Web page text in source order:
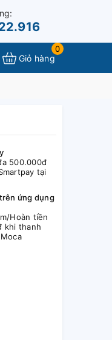
0
Giỏ hàng
500.000đ
tại
ứng dụng
Hoàn tiền
khi thanh